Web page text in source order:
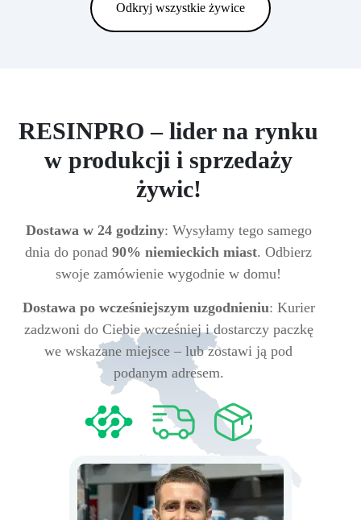
Odkryj wszystkie żywice
RESINPRO – lider na rynku
w produkcji i sprzedaży
żywic!
Dostawa w 24 godziny: Wysyłamy tego samego
dnia do ponad 90% niemieckich miast. Odbierz
swoje zamówienie wygodnie w domu!
Dostawa po wcześniejszym uzgodnieniu: Kurier
zadzwoni do Ciebie wcześniej i dostarczy paczkę
we wskazane miejsce – lub zostawi ją pod
podanym adresem.